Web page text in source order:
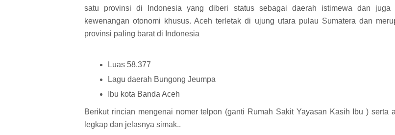
satu provinsi di Indonesia yang diberi status sebagai daerah istimewa dan juga
kewenangan otonomi khusus. Aceh terletak di ujung utara pulau Sumatera dan
provinsi paling barat di Indonesia
Luas 58.377
Lagu daerah Bungong Jeumpa
Ibu kota Banda Aceh
Berikut rincian mengenai nomer telpon (ganti Rumah Sakit Yayasan Kasih Ibu ) serta
legkap dan jelasnya simak..